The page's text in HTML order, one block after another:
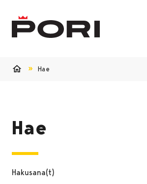
Hae
Hae
Hakusana(t)